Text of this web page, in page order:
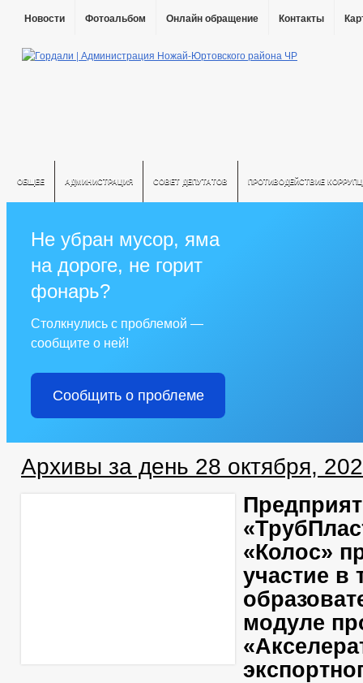
Новости Фотоальбом Онлайн обращение Контакты
ОБЩЕЕ АДМИНИСТРАЦИЯ СОВЕТ ДЕПУТАТОВ ПРОТИВОДЕЙСТВИЕ
Не убран мусор, яма
на дороге, не горит
фонарь?
Столкнулись с проблемой —
сообщите о ней!
Сообщить о проблеме
Архивы за день 28 октября,
«Колос»
участие в
модуле